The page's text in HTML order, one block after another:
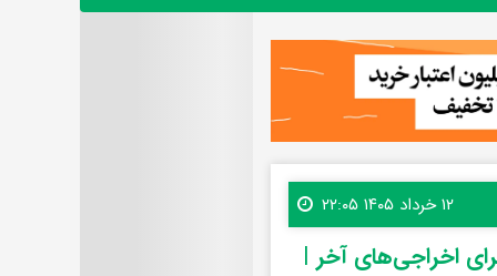
۱۲ خرداد ۱۴۰۵ ۲۲:۰۵
اخراجی‌های آخر |